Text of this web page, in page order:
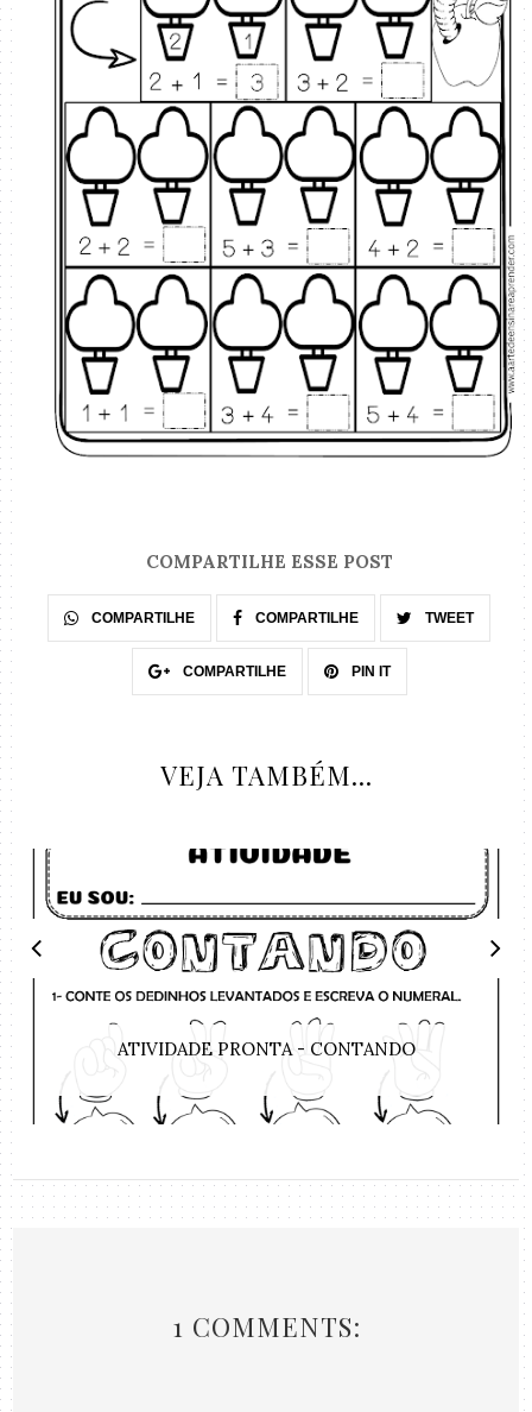
COMPARTILHE ESSE POST
COMPARTILHE COMPARTILHE TWEET
COMPARTILHE PIN IT
VEJA TAMBÉM...
ATIVIDADE PRONTA - CONTANDO
1 COMMENTS: